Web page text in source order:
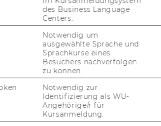
des Business Language
Centers.
Notwendig um
ausgewählte Sprache und
Sprachkurse eines
Besuchers nachverfolgen
zu können.
Notwendig zur
Identifizierung als WU-
Angehörige/r für
Kursanmeldung.